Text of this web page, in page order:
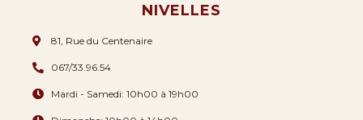
NIVELLES
81, Rue du Centenaire
067/33.96.54
Mardi - Samedi: 10h00 à 19h00